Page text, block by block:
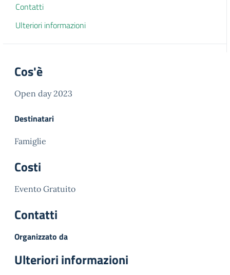
Contatti
Ulteriori informazioni
Cos'è
Open day 2023
Destinatari
Famiglie
Costi
Evento Gratuito
Contatti
Organizzato da
Ulteriori informazioni